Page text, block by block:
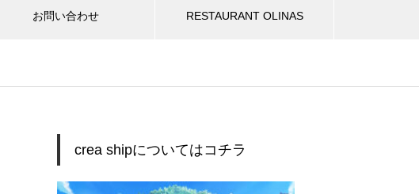
お問い合わせ RESTAURANT OLINAS
e主催 「オリーブ夜会」
crea shipについてはコチラ